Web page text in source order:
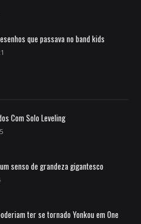
que passava no band kids
Com Solo Leveling
senso de grandeza gigantesco
ter se tornado Yonkou em One